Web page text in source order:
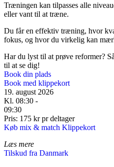
Træningen kan tilpasses alle
eller vant til at træne.
Du får en effektiv træning, hvor
fokus, og hvor du virkelig kan
Har du lyst til at prøve reformer?
til at se dig!
Book din plads
Book med klippekort
19. august 2026
Kl. 08:30 -
09:30
Pris: 175 kr pr deltager
Køb mix & match Klippekort
Læs mere
Tilskud fra Danmark